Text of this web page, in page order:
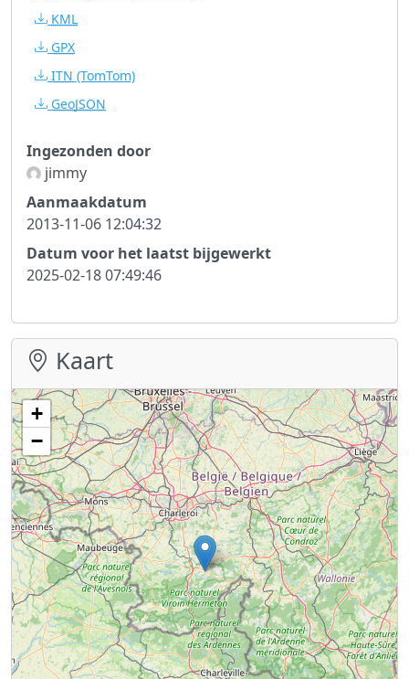
KML
GPX
ITN (TomTom)
GeoJSON
Ingezonden door
jimmy
Aanmaakdatum
2013-11-06 12:04:32
Datum voor het laatst bijgewerkt
2025-02-18 07:49:46
Kaart
+
−